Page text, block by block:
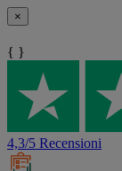
×
{ }
4,3/5 Recensioni